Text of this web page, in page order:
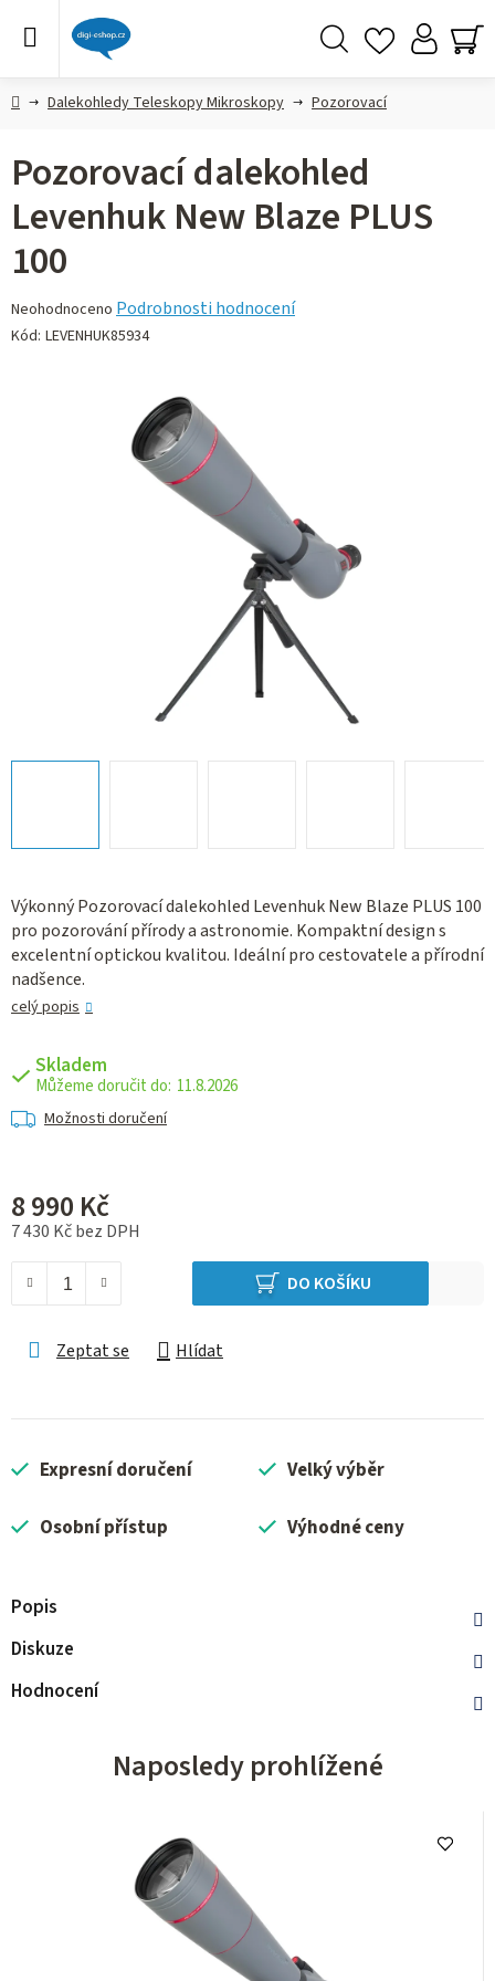
DomůDalekohledy Teleskopy Mikroskopy Pozorovací
Výkonný Pozorovací dalekohled Levenhuk New Blaze PLUS 100
pro pozorování přírody a astronomie. Kompaktní design s
excelentní optickou kvalitou. Ideální pro cestovatele a přírodní
nadšence.
celý popis
Skladem
11.8.2026
Možnosti doručení
8 990 Kč
7 430 Kč bez DPH
DO KOŠÍKU
Zeptat se Hlídat
Pozorovací dalekohled
Levenhuk New Blaze PLUS
100
Průměrné
hodnocení
Neohodnoceno Podrobnosti hodnocení
Kód: LEVENHUK85934
Expresní doručení Velký výběr
Osobní přístup Výhodné ceny
Popis
Diskuze
Hodnocení
Naposledy prohlížené